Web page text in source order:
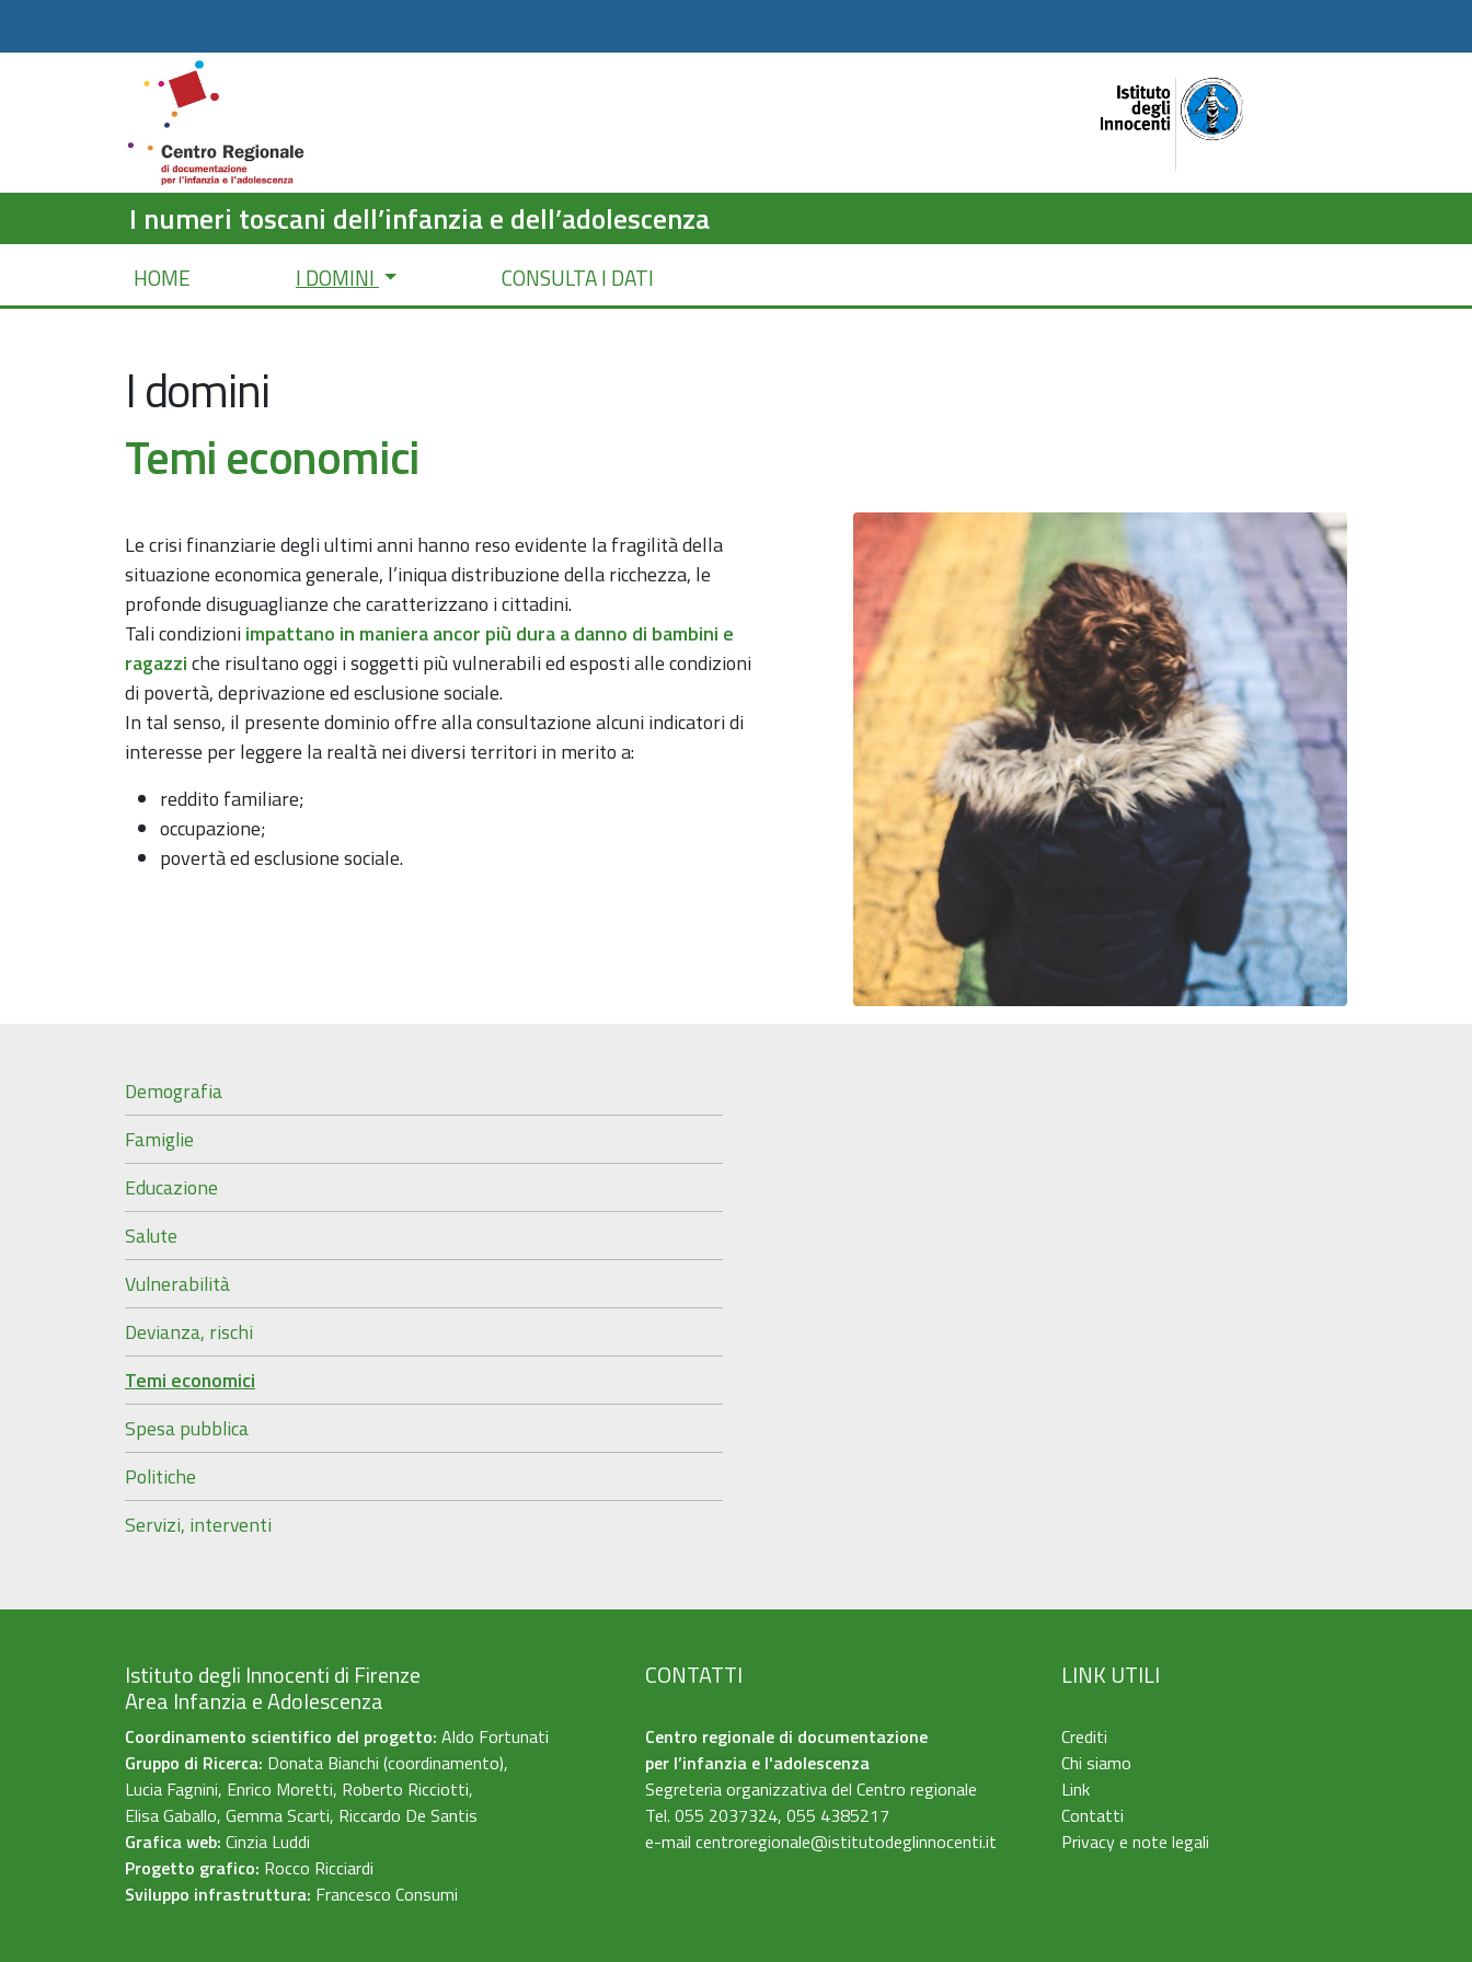
I numeri toscani dell’infanzia e dell’adolescenza
HOME I DOMINI CONSULTA I DATI
I domini
Temi economici
Le crisi finanziarie degli ultimi anni hanno reso evidente la fragilità della
situazione economica generale, l’iniqua distribuzione della ricchezza, le
profonde disuguaglianze che caratterizzano i cittadini.
Tali condizioniimpattano in maniera ancor più dura a danno di bambini e
ragazziche risultano oggi i soggetti più vulnerabili ed esposti alle condizioni
di povertà, deprivazione ed esclusione sociale.
In tal senso, il presente dominio offre alla consultazione alcuni indicatori di
interesse per leggere la realtà nei diversi territori in merito a:
reddito familiare;
occupazione;
povertà ed esclusione sociale.
Demografia
Famiglie
Educazione
Salute
Vulnerabilità
Devianza, rischi
Temi economici
Spesa pubblica
Politiche
Servizi, interventi
Istituto degli Innocenti di Firenze
Area Infanzia e Adolescenza
Coordinamento scientifico del progetto: Aldo Fortunati
Gruppo di Ricerca: Donata Bianchi (coordinamento),
Lucia Fagnini, Enrico Moretti, Roberto Ricciotti,
Elisa Gaballo, Gemma Scarti, Riccardo De Santis
Grafica web: Cinzia Luddi
Progetto grafico: Rocco Ricciardi
Sviluppo infrastruttura: Francesco Consumi
CONTATTI
Centro regionale di documentazione
per l’infanzia e l'adolescenza
Segreteria organizzativa del Centro regionale
Tel. 055 2037324, 055 4385217
e-mail centroregionale@istitutodeglinnocenti.it
LINK UTILI
Crediti
Chi siamo
Link
Contatti
Privacy e note legali